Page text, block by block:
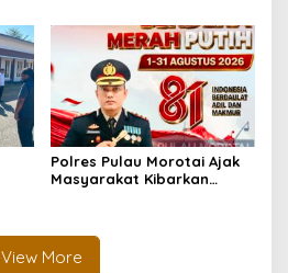
Mendapat Pelayanan
Optimal
Polres Pulau Morotai Ajak
Masyarakat Kibarkan
View More